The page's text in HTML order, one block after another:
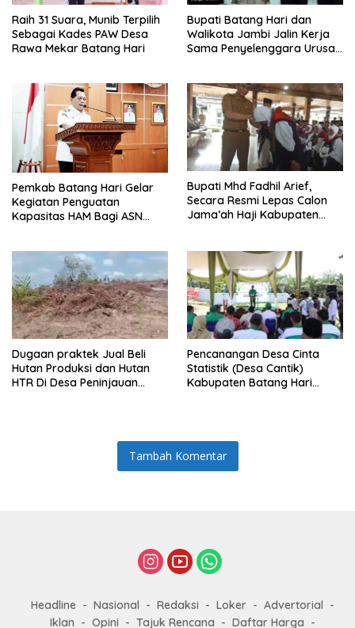
Raih 31 Suara, Munib Terpilih
Sebagai Kades PAW Desa
Rawa Mekar Batang Hari
Bupati Batang Hari dan
Walikota Jambi Jalin Kerja
Sama Penyelenggara Urusan
Pemkab Batang Hari Gelar
Kegiatan Penguatan
Kapasitas HAM Bagi ASN
Bupati Mhd Fadhil Arief,
Secara Resmi Lepas Calon
Jama’ah Haji Kabupaten
Dugaan praktek Jual Beli
Hutan Produksi dan Hutan
HTR Di Desa Peninjauan
Pencanangan Desa Cinta
Statistik (Desa Cantik)
Kabupaten Batang Hari
Tambah Komentar
Headline Nasional Redaksi Loker
Advertorial
Iklan
Opini Tajuk Rencana Daftar Harga